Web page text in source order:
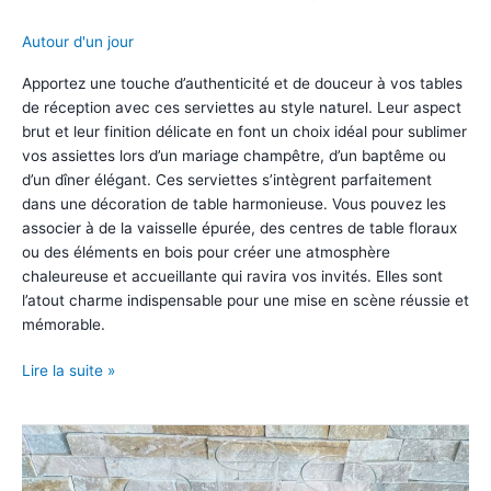
Autour d'un jour
Apportez une touche d’authenticité et de douceur à vos tables
de réception avec ces serviettes au style naturel. Leur aspect
brut et leur finition délicate en font un choix idéal pour sublimer
vos assiettes lors d’un mariage champêtre, d’un baptême ou
d’un dîner élégant. Ces serviettes s’intègrent parfaitement
dans une décoration de table harmonieuse. Vous pouvez les
associer à de la vaisselle épurée, des centres de table floraux
ou des éléments en bois pour créer une atmosphère
chaleureuse et accueillante qui ravira vos invités. Elles sont
l’atout charme indispensable pour une mise en scène réussie et
mémorable.
Serviettes
en
gaz
Lire la suite »